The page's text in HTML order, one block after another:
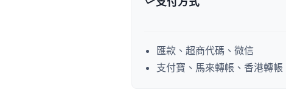
匯款、超商代碼、微信
支付寶、馬來轉帳、香港轉